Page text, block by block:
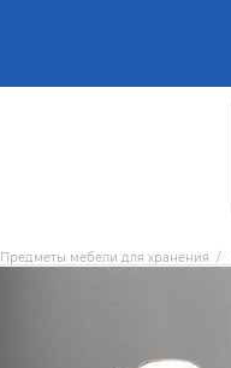
Предметы мебели для хранения /